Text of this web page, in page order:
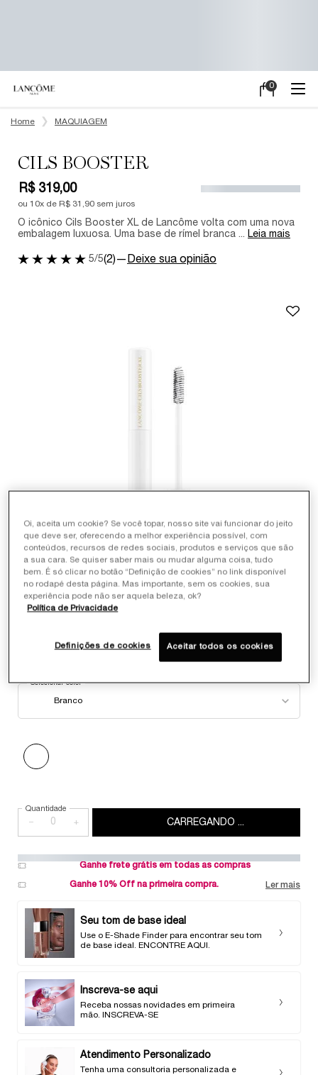
Meu
0
0 product in
Home
MAQUIAGEM
CILS BOOSTER
R$ 319,00
ou 10x de R$ 31,90 sem juros
O icônico Cils Booster XL de Lancôme volta com uma nova
embalagem luxuosa. Uma base de rímel branca ... Leia mais
5/5(2)— Deixe sua opinião
Branco
The product variation is out of stock, Branco
Selecionar color
Selected
The product variation is out of stock, Branco, 1 of 1
−
Quantidade
+ CARREGANDO ...
Ganhe frete grátis em todas as compras
Ganhe 10% Off na primeira compra. Ler mais
Seu tom de base ideal
Use o E-Shade Finder para encontrar seu tom
de base ideal. ENCONTRE AQUI.
Inscreva-se aqui
Receba nossas novidades em primeira
mão. INSCREVA-SE
Atendimento Personalizado
Tenha uma consultoria personalizada e
Oi, aceita um cookie? Se você topar, nosso site vai funcionar do jeito
que deve ser, oferecendo a melhor experiência possível, com
conteúdos, recursos de redes sociais, produtos e serviços que são
a sua cara. Se quiser saber mais ou mudar alguma coisa, tudo
bem. É só clicar no botão “Definição de cookies” no link disponível
no rodapé desta página. Mas importante, sem os cookies, sua
experiência pode não ser aquela beleza, ok?
Política de Privacidade
Definições de cookies Aceitar todos os cookies